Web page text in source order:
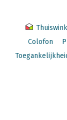
Colofon